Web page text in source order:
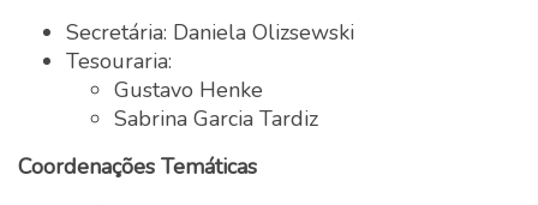
Secretária: Daniela Olizsewski
Tesouraria:
Gustavo Henke
Sabrina Garcia Tardiz
Coordenações Temáticas